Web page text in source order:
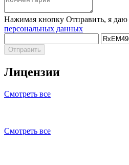
Нажимая кнопку Отправить, я даю
персональных данных
Отправить
Лицензии
Смотреть все
Смотреть все